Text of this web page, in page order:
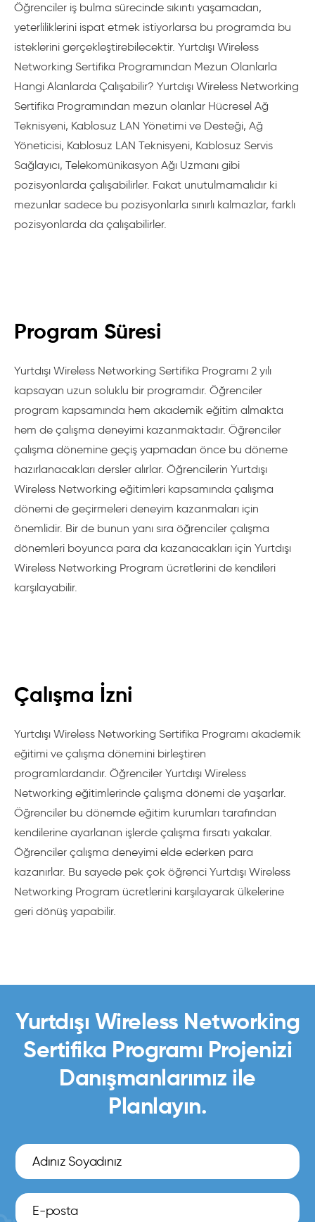
Öğrenciler iş bulma sürecinde sıkıntı yaşamadan,
yeterliliklerini ispat etmek istiyorlarsa bu programda bu
isteklerini gerçekleştirebilecektir. Yurtdışı Wireless
Networking Sertifika Programından Mezun Olanlarla
Hangi Alanlarda Çalışabilir? Yurtdışı Wireless Networking
Sertifika Programından mezun olanlar Hücresel Ağ
Teknisyeni, Kablosuz LAN Yönetimi ve Desteği, Ağ
Yöneticisi, Kablosuz LAN Teknisyeni, Kablosuz Servis
Sağlayıcı, Telekomünikasyon Ağı Uzmanı gibi
pozisyonlarda çalışabilirler. Fakat unutulmamalıdır ki
mezunlar sadece bu pozisyonlarla sınırlı kalmazlar, farklı
pozisyonlarda da çalışabilirler.
Program Süresi
Yurtdışı Wireless Networking Sertifika Programı 2 yılı
kapsayan uzun soluklu bir programdır. Öğrenciler
program kapsamında hem akademik eğitim almakta
hem de çalışma deneyimi kazanmaktadır. Öğrenciler
çalışma dönemine geçiş yapmadan önce bu döneme
hazırlanacakları dersler alırlar. Öğrencilerin Yurtdışı
Wireless Networking eğitimleri kapsamında çalışma
dönemi de geçirmeleri deneyim kazanmaları için
önemlidir. Bir de bunun yanı sıra öğrenciler çalışma
dönemleri boyunca para da kazanacakları için Yurtdışı
Wireless Networking Program ücretlerini de kendileri
karşılayabilir.
Çalışma İzni
Yurtdışı Wireless Networking Sertifika Programı akademik
eğitimi ve çalışma dönemini birleştiren
programlardandır. Öğrenciler Yurtdışı Wireless
Networking eğitimlerinde çalışma dönemi de yaşarlar.
Öğrenciler bu dönemde eğitim kurumları tarafından
kendilerine ayarlanan işlerde çalışma fırsatı yakalar.
Öğrenciler çalışma deneyimi elde ederken para
kazanırlar. Bu sayede pek çok öğrenci Yurtdışı Wireless
Networking Program ücretlerini karşılayarak ülkelerine
geri dönüş yapabilir.
Yurtdışı Wireless Networking
Sertifika Programı Projenizi
Danışmanlarımız ile
Planlayın.